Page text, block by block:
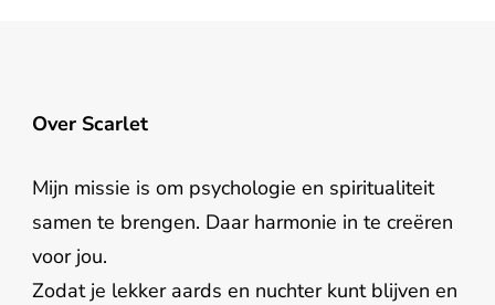
Over Scarlet
Mijn missie is om psychologie en spiritualiteit
samen te brengen. Daar harmonie in te creëren
voor jou.
Zodat je lekker aards en nuchter kunt blijven en